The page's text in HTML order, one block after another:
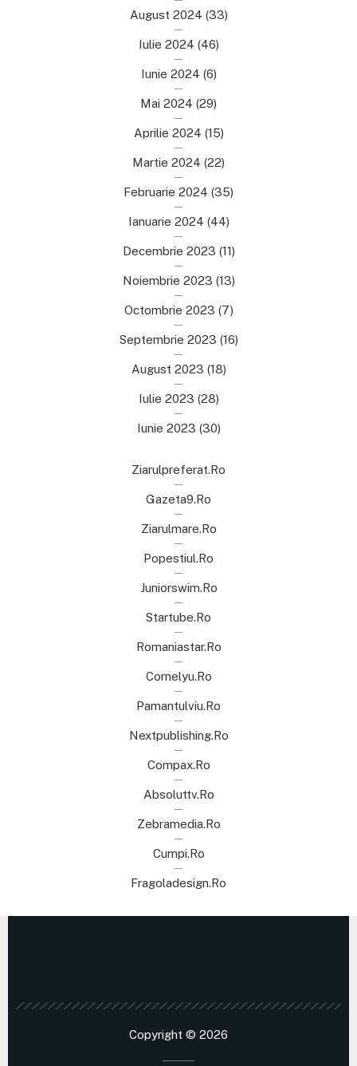
August 2024 (33)
Iulie 2024 (46)
Iunie 2024 (6)
Mai 2024 (29)
Aprilie 2024 (15)
Martie 2024 (22)
Februarie 2024 (35)
Ianuarie 2024 (44)
Decembrie 2023 (11)
Noiembrie 2023 (13)
Octombrie 2023 (7)
Septembrie 2023 (16)
August 2023 (18)
Iulie 2023 (28)
Iunie 2023 (30)
Ziarulpreferat.ro
Gazeta9.ro
Ziarulmare.ro
Popestiul.ro
Juniorswim.ro
Startube.ro
Romaniastar.ro
Cornelyu.ro
Pamantulviu.ro
Nextpublishing.ro
Compax.ro
Absoluttv.ro
Zebramedia.ro
Cumpi.ro
Fragoladesign.ro
Copyright © 2026